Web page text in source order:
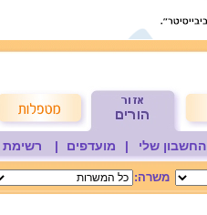
החשבון שלי | מועדפים |
משרה: